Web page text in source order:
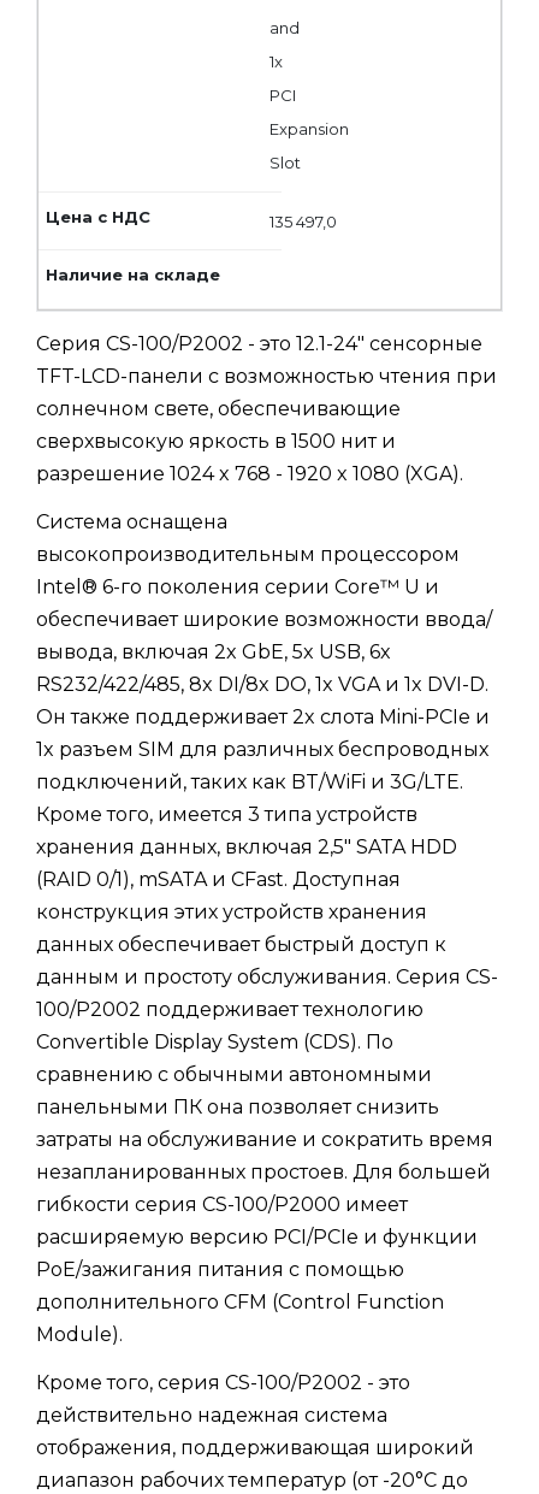
and
1x
PCI
Expansion
Slot
135 497,0
Серия CS-100/P2002 - это 12.1-24" сенсорные
TFT-LCD-панели с возможностью чтения при
солнечном свете, обеспечивающие
сверхвысокую яркость в 1500 нит и
разрешение 1024 x 768 - 1920 x 1080 (XGA).
Система оснащена
высокопроизводительным процессором
Intel® 6-го поколения серии Core™ U и
обеспечивает широкие возможности ввода/
вывода, включая 2x GbE, 5x USB, 6x
RS232/422/485, 8x DI/8x DO, 1x VGA и 1x DVI-D.
Он также поддерживает 2x слота Mini-PCIe и
1x разъем SIM для различных беспроводных
подключений, таких как BT/WiFi и 3G/LTE.
Кроме того, имеется 3 типа устройств
хранения данных, включая 2,5" SATA HDD
(RAID 0/1), mSATA и CFast. Доступная
конструкция этих устройств хранения
данных обеспечивает быстрый доступ к
данным и простоту обслуживания. Серия CS-
100/P2002 поддерживает технологию
Convertible Display System (CDS). По
сравнению с обычными автономными
панельными ПК она позволяет снизить
затраты на обслуживание и сократить время
незапланированных простоев. Для большей
гибкости серия CS-100/P2000 имеет
расширяемую версию PCI/PCIe и функции
PoE/зажигания питания с помощью
дополнительного CFM (Control Function
Module).
Кроме того, серия CS-100/P2002 - это
действительно надежная система
отображения, поддерживающая широкий
диапазон рабочих температур (от -20°C до